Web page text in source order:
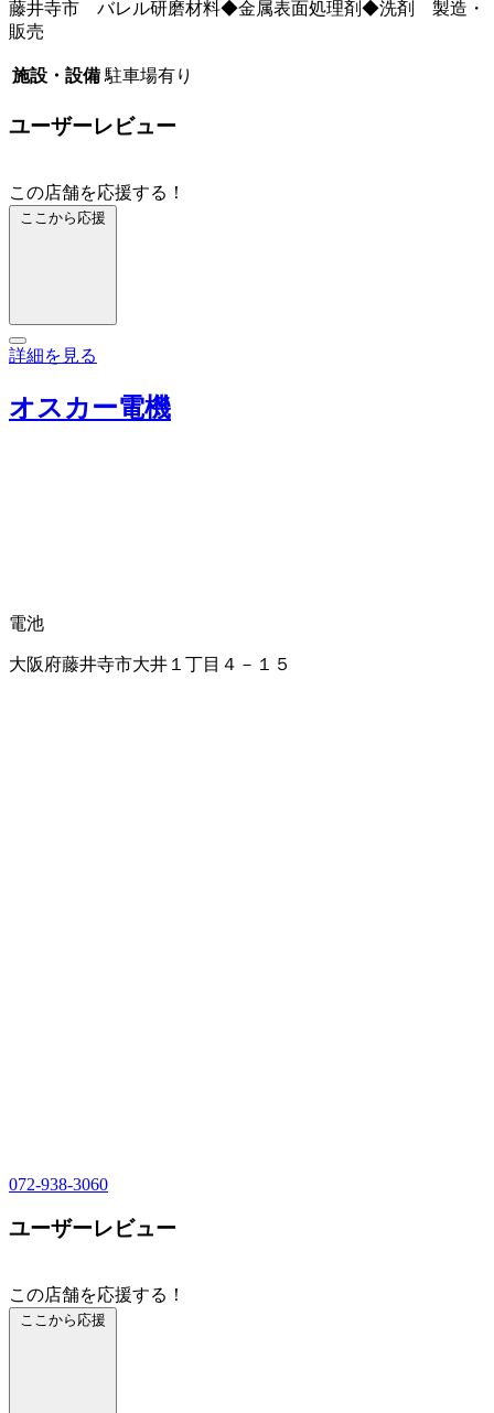
藤井寺市 バレル研磨材料◆金属表面処理剤◆洗剤 製造・
販売
施設・設備 駐車場有り
ユーザーレビュー
この店舗を応援する！
ここから応援
詳細を見る
オスカー電機
電池
大阪府藤井寺市大井１丁目４－１５
072-938-3060
ユーザーレビュー
この店舗を応援する！
ここから応援